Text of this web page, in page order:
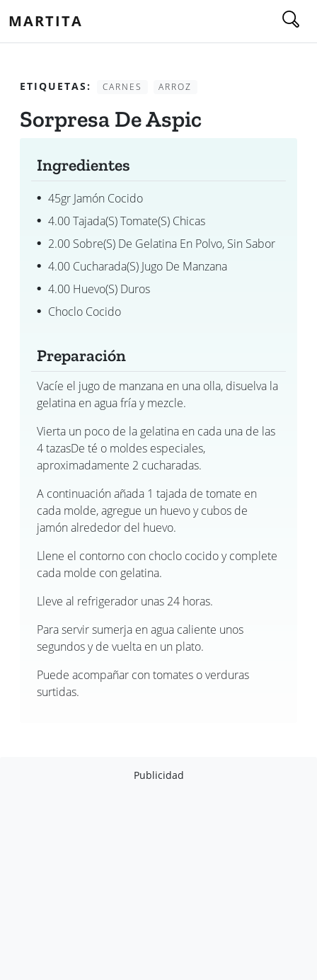
MARTITA
ETIQUETAS: CARNES ARROZ
Sorpresa De Aspic
Ingredientes
45gr Jamón Cocido
4.00 Tajada(s) Tomate(s) Chicas
2.00 Sobre(s) De Gelatina En Polvo, Sin Sabor
4.00 Cucharada(s) Jugo De Manzana
4.00 Huevo(s) Duros
Choclo Cocido
Preparación
Vacíe el jugo de manzana en una olla, disuelva la
gelatina en agua fría y mezcle.
Vierta un poco de la gelatina en cada una de las
4 tazasDe té o moldes especiales,
aproximadamente 2 cucharadas.
A continuación añada 1 tajada de tomate en
cada molde, agregue un huevo y cubos de
jamón alrededor del huevo.
Llene el contorno con choclo cocido y complete
cada molde con gelatina.
Lleve al refrigerador unas 24 horas.
Para servir sumerja en agua caliente unos
segundos y de vuelta en un plato.
Puede acompañar con tomates o verduras
surtidas.
Publicidad